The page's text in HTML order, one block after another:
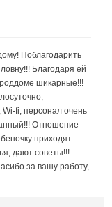
Поблагодарить
Благодаря ей
роддоме шикарные!!!
Wi-fi, персонал очень
Отношение
приходят
дают советы!!!
за вашу работу,